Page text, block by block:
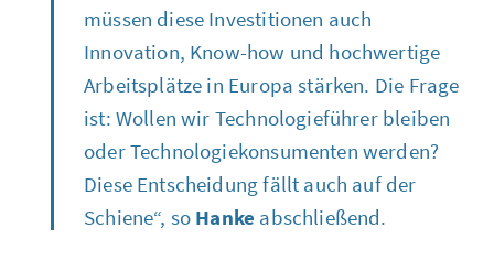
müssen diese Investitionen auch
Innovation, Know-how und hochwertige
Arbeitsplätze in Europa stärken. Die Frage
ist: Wollen wir Technologieführer bleiben
oder Technologiekonsumenten werden?
Diese Entscheidung fällt auch auf der
Schiene“, so Hanke abschließend.